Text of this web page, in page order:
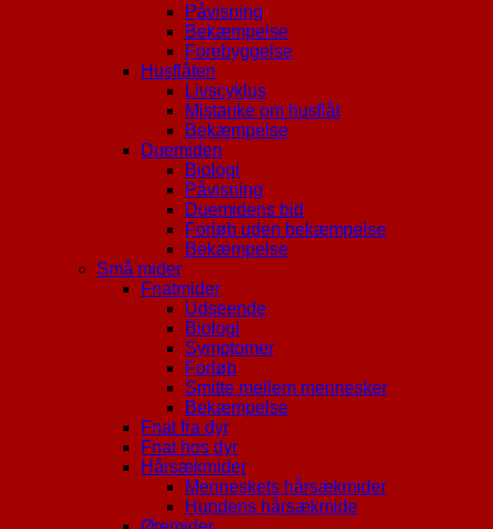
Påvisning
Bekæmpelse
Forebyggelse
Husflåten
Livscyklus
Mistanke om husflåt
Bekæmpelse
Duemiden
Biologi
Påvisning
Duemidens bid
Forløb uden bekæmpelse
Bekæmpelse
Små mider
Fnatmider
Udseende
Biologi
Symptomer
Forløb
Smitte mellem mennesker
Bekæmpelse
Fnat fra dyr
Fnat hos dyr
Hårsækmider
Menneskets hårsækmider
Hundens hårsækmide